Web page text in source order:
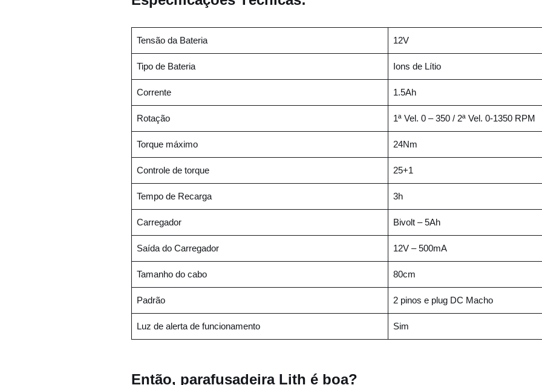
Tensão da Bateria 12V
Tipo de Bateria Ions de Lítio
Corrente 1.5Ah
Rotação 1ª Vel. 0 – 350 / 2ª Vel. 0-1350 RPM
Torque máximo 24Nm
Controle de torque 25+1
Tempo de Recarga 3h
Carregador Bivolt – 5Ah
Saída do Carregador 12V – 500mA
Tamanho do cabo 80cm
Padrão 2 pinos e plug DC Macho
Luz de alerta de funcionamento Sim
Então, parafusadeira Lith é boa?